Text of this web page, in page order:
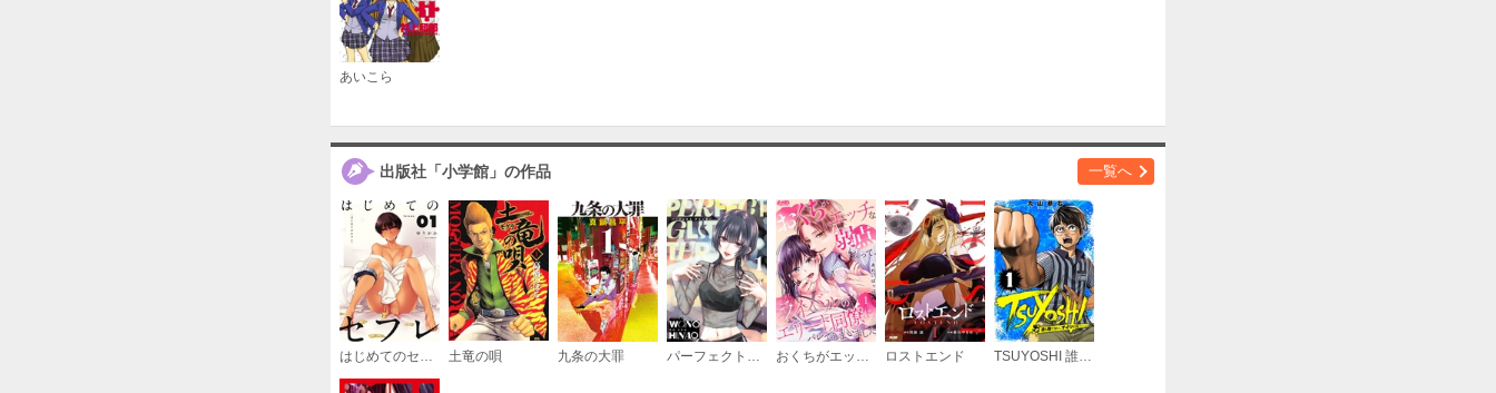
あいこら
出版社「小学館」の作品 一覧へ
はじめてのセフレ【単話】 土竜の唄 九条の大罪 パーフェクトグリッター おくちがエッチな弱点だって、ライバルのエリート同僚にバレてしまいました ロストエンド TSUYOSHI 誰も勝てない、アイツには